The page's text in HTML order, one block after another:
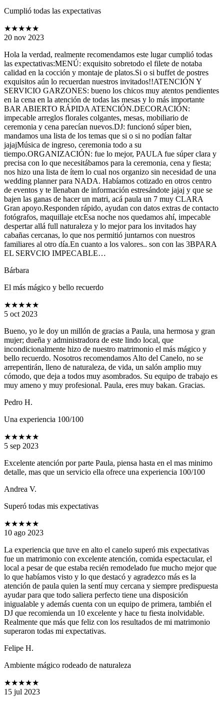
Cumplió todas las expectativas
★★★★★
20 nov 2023
Hola la verdad, realmente recomendamos este lugar cumplió todas
las expectativas:MENÚ: exquisito sobretodo el filete de notaba
calidad en la cocción y montaje de platos.Si o si buffet de postres
exquisitos aún lo recuerdan nuestros invitados!!ATENCIÓN Y
SERVICIO GARZONES: bueno los chicos muy atentos pendientes
en la cena en la atención de todas las mesas y lo más importante
BAR ABIERTO RÁPIDA ATENCIÓN.DECORACIÓN:
impecable arreglos florales colgantes, mesas, mobiliario de
ceremonia y cena parecían nuevos.DJ: funcionó súper bien,
mandamos una lista de los temas que si o si no podían faltar
jajajMúsica de ingreso, ceremonia todo a su
tiempo.ORGANIZACIÓN: fue lo mejor, PAULA fue súper clara y
precisa con lo que necesitábamos para la ceremonia, cena y fiesta;
nos hizo una lista de ítem lo cual nos organizo sin necesidad de una
wedding planner para NADA. Habíamos cotizado en otros centro
de eventos y te llenaban de información estresándote jajaj y que se
bajen las ganas de hacer un matri, acá paula un 7 muy CLARA
Gran apoyo.Responden rápido, ayudan con datos extras de contacto
fotógrafos, maquillaje etcEsa noche nos quedamos ahí, impecable
despertar allá full naturaleza y lo mejor para los invitados hay
cabañas cercanas, lo que nos permitió juntarnos con nuestros
familiares al otro día.En cuanto a los valores.. son con las 3BPARA
EL SERVCIO IMPECABLE…
Bárbara
El más mágico y bello recuerdo
★★★★★
5 oct 2023
Bueno, yo le doy un millón de gracias a Paula, una hermosa y gran
mujer; dueña y administradora de este lindo local, que
incondicionalmente hizo de nuestro matrimonio el más mágico y
bello recuerdo. Nosotros recomendamos Alto del Canelo, no se
arrepentirán, lleno de naturaleza, de vida, un salón amplio muy
cómodo, que deja a todos muy asombrados. Su equipo de trabajo es
muy ameno y muy profesional. Paula, eres muy bakan. Gracias.
Pedro H.
Una experiencia 100/100
★★★★★
5 sep 2023
Excelente atención por parte Paula, piensa hasta en el mas minimo
detalle, mas que un servicio ella ofrece una experiencia 100/100
Andrea V.
Superó todas mis expectativas
★★★★★
10 ago 2023
La experiencia que tuve en alto el canelo superó mis expectativas
fue un matrimonio con excelente atención, comida espectacular, el
local a pesar de que estaba recién remodelado fue mucho mejor que
lo que habíamos visto y lo que destacó y agradezco más es la
atención de paula quien la sentí muy cercana y siempre predispuesta
ayudar para que todo saliera perfecto tiene una disposición
inigualable y además cuenta con un equipo de primera, también el
DJ que recomienda un 10 excelente y hace tu fiesta inolvidable.
Realmente que más que feliz con los resultados de mi matrimonio
superaron todas mi expectativas.
Felipe H.
Ambiente mágico rodeado de naturaleza
★★★★★
15 jul 2023